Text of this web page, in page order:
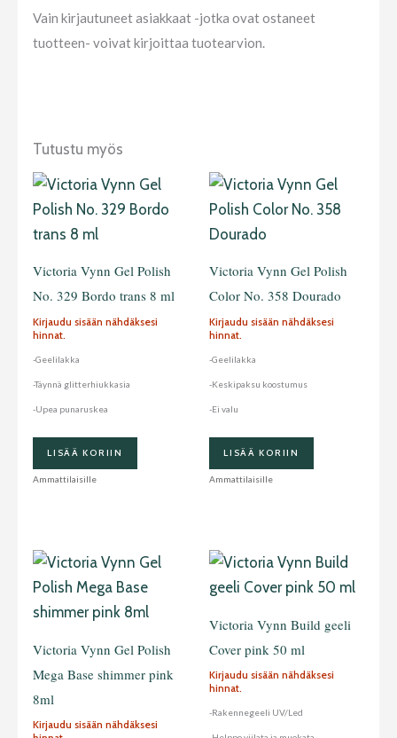
Vain kirjautuneet asiakkaat -jotka ovat ostaneet
tuotteen- voivat kirjoittaa tuotearvion.
Tutustu myös
Victoria Vynn Gel Polish
No. 329 Bordo trans 8 ml
Kirjaudu sisään nähdäksesi
hinnat.
-Geelilakka
-Täynnä glitterhiukkasia
-Upea punaruskea
LISÄÄ KORIIN
Ammattilaisille
Victoria Vynn Gel Polish
Color No. 358 Dourado
Kirjaudu sisään nähdäksesi
hinnat.
-Geelilakka
-Keskipaksu koostumus
-Ei valu
LISÄÄ KORIIN
Ammattilaisille
Victoria Vynn Gel Polish
Mega Base shimmer pink
8ml
Kirjaudu sisään nähdäksesi
Victoria Vynn Build geeli
Cover pink 50 ml
Kirjaudu sisään nähdäksesi
hinnat.
-Rakennegeeli UV/Led